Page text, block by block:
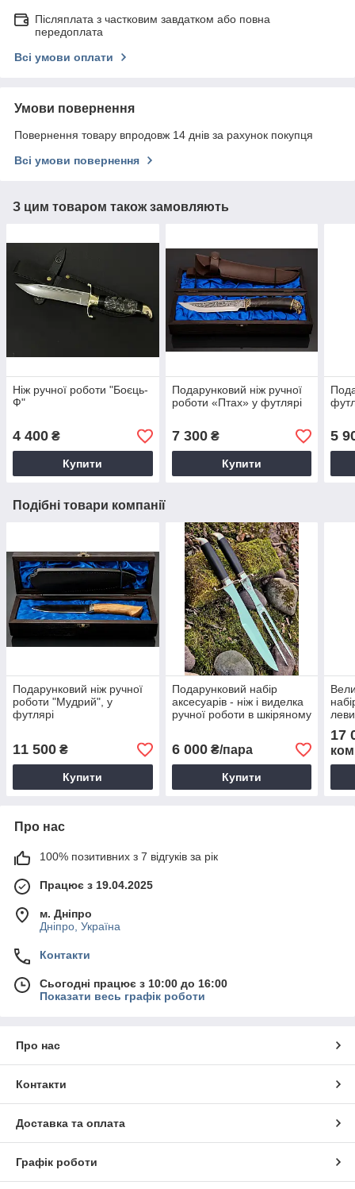
Післяплата з частковим завдатком або повна
передоплата
Всі умови оплати
Умови повернення
Повернення товару впродовж 14 днів за рахунок покупця
Всі умови повернення
З цим товаром також замовляють
Ніж ручної роботи "Боєць-
Ф"
4 400 ₴
Купити
Подарунковий ніж ручної
роботи «Птах» у футлярі
7 300₴
Купити
5
Подібні товари компанії
Подарунковий ніж ручної
роботи "Мудрий", у
футлярі
11 500 ₴
Купити
Подарунковий набір
аксесуарів - ніж і виделка
ручної роботи в шкіряному
6 000₴/пара
Купити
17
Про нас
100% позитивних з 7 відгуків за рік
Працює з 19.04.2025
м. Дніпро
Дніпро, Україна
Контакти
Сьогодні працює з 10:00 до 16:00
Показати весь графік роботи
Про нас
Контакти
Доставка та оплата
Графік роботи